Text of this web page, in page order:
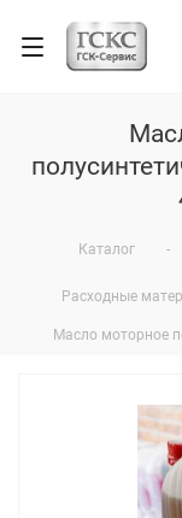
Каталог -
Расходные
Масло моторное